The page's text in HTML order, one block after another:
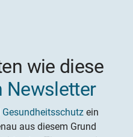
wie diese
Newsletter
Gesundheitsschutz ein
aus diesem Grund